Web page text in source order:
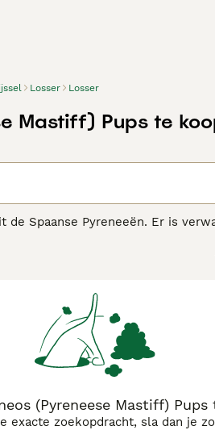
Losser Losser
Mastiff) Pups te
Spaanse Pyreneeën. Er is
bergstreken voor, er zijn
over dit hondenras.
(Pyreneese Mastiff)
zoekopdracht, sla dan je